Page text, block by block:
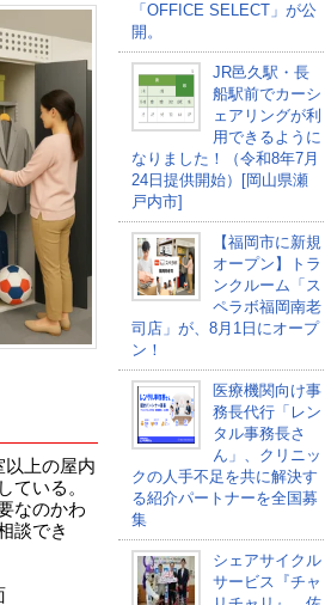
以上の屋内
ている。
なのかわ
談でき
「OFFICE SELECT」が公
開。
JR邑久駅・長
船駅前でカーシ
ェアリングが利
用できるように
なりました！（令和8年7月
24日提供開始）[岡山県瀬
戸内市]
【福岡市に新規
オープン】トラ
ンクルーム「ス
ペラボ福岡南老
司店」が、8月1日にオープ
ン！
医療機関向け事
務長代行「レン
タル事務長さ
ん」、クリニッ
クの人手不足を共に解決す
る紹介パートナーを全国募
集
シェアサイクル
サービス『チャ